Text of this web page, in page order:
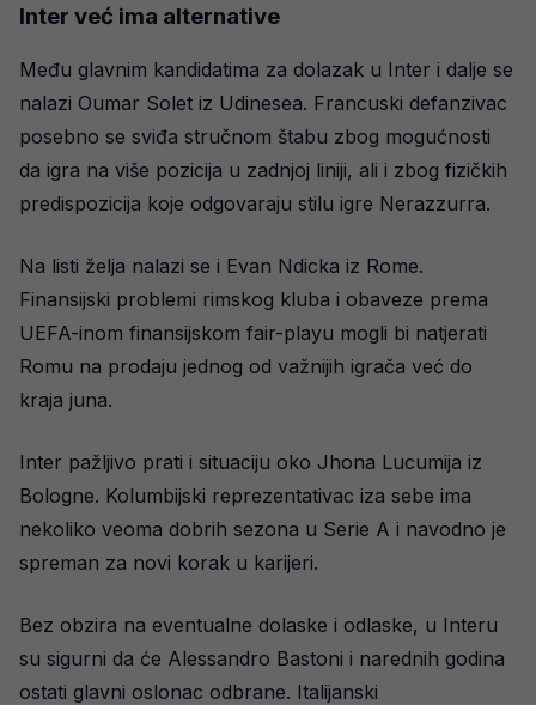
Inter već ima alternative
Među glavnim kandidatima za dolazak u Inter i dalje se
nalazi Oumar Solet iz Udinesea. Francuski defanzivac
posebno se sviđa stručnom štabu zbog mogućnosti
da igra na više pozicija u zadnjoj liniji, ali i zbog fizičkih
predispozicija koje odgovaraju stilu igre Nerazzurra.
Na listi želja nalazi se i Evan Ndicka iz Rome.
Finansijski problemi rimskog kluba i obaveze prema
UEFA-inom finansijskom fair-playu mogli bi natjerati
Romu na prodaju jednog od važnijih igrača već do
kraja juna.
Inter pažljivo prati i situaciju oko Jhona Lucumija iz
Bologne. Kolumbijski reprezentativac iza sebe ima
nekoliko veoma dobrih sezona u Serie A i navodno je
spreman za novi korak u karijeri.
Bez obzira na eventualne dolaske i odlaske, u Interu
su sigurni da će Alessandro Bastoni i narednih godina
ostati glavni oslonac odbrane. Italijanski